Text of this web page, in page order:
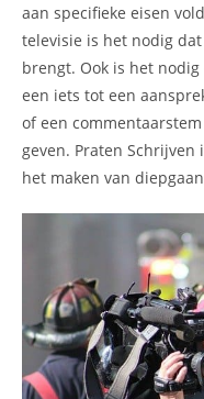
aan specifieke eisen
televisie is het nodig
brengt. Ook is het
een iets tot een
of een
geven. Praten
het maken van